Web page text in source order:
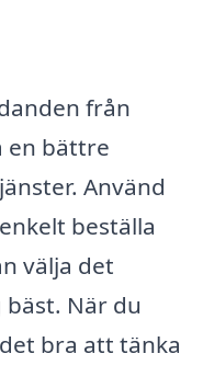
från
en bättre
Använd
beställa
välja det
När du
bra att tänka